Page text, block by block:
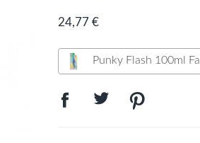
24,77 €
Punky Flash 100ml